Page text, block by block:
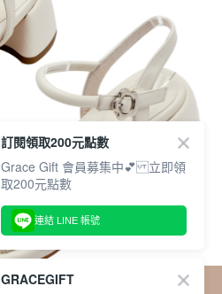
訂閱領取200元點數
Grace Gift 會員募集中💕 立即領
取200元點數
連結 LINE 帳號
GRACEGIFT